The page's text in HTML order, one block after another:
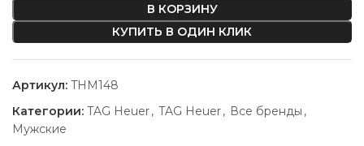
В КОРЗИНУ
КУПИТЬ В ОДИН КЛИК
Артикул: THM148
Категории: TAG Heuer, TAG Heuer, Все бренды ,
Мужские